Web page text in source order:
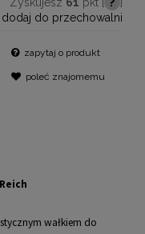
dodaj do przechowalni
zapytaj o produkt
poleć znajomemu
wałkiem do